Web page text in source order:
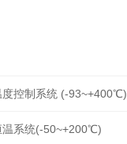
度控制系统 (-93~+400℃)
温系统(-50~+200℃)